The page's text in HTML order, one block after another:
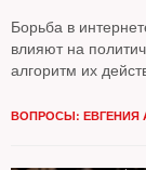
Борьба в
влияют на
алгоритм их
экономистом,
ВОПРОСЫ: ЕВГЕНИЯ